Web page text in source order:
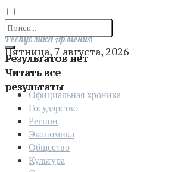
Результатов нет
Читать все
результаты
Отправить
Республика Армения
Пятница, 7 августа, 2026
Официальная хроника
Государство
Регион
Экономика
Общество
Культура